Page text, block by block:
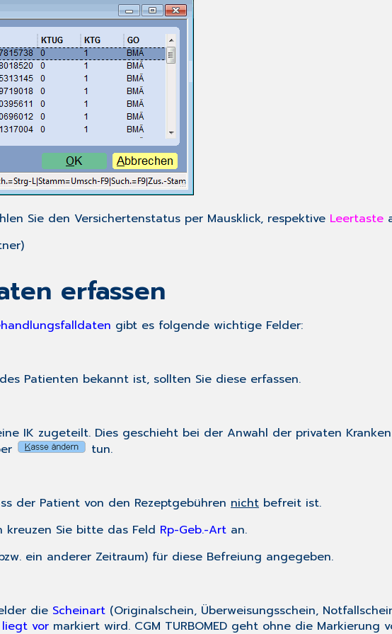
Sie den Versichertenstatus per Mausklick, respektive Leertaste
erfassen
gibt es folgende wichtige Felder:
Patienten bekannt ist, sollten Sie diese erfassen.
IK zugeteilt. Dies geschieht bei der Anwahl der privaten
tun.
der Patient von den Rezeptgebühren nicht befreit ist.
Sie bitte das Feld Rp-Geb.-Art an.
ein anderer Zeitraum) für diese Befreiung angegeben.
die Scheinart (Originalschein, Überweisungsschein,
liegt vor markiert wird. CGM TURBOMED geht ohne die Markierung